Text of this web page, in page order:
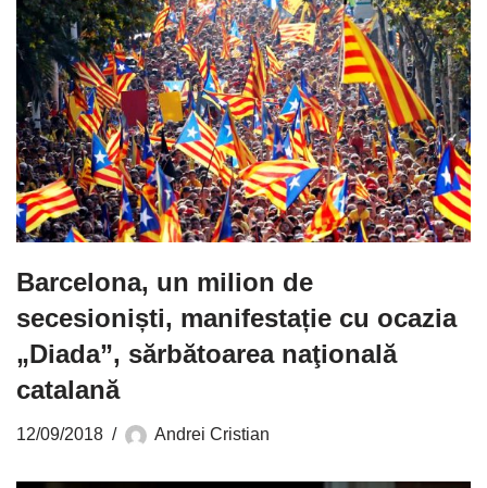
Barcelona, un milion de
secesioniști, manifestație cu ocazia
„Diada”, sărbătoarea naţională
catalană
12/09/2018 Andrei Cristian